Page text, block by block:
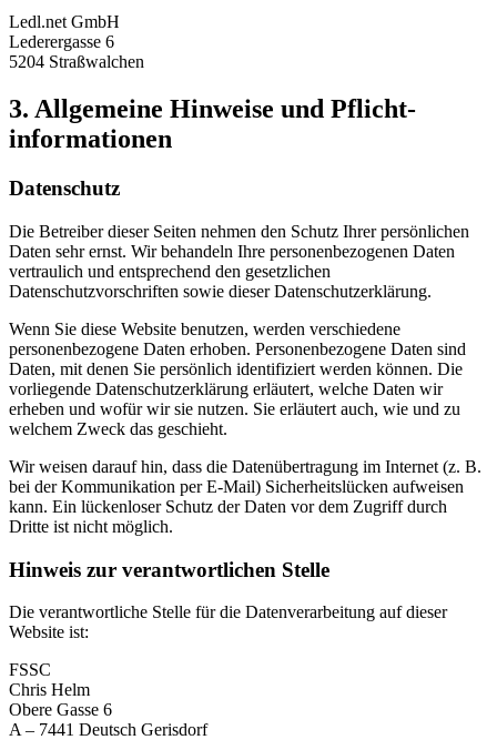
Ledl.net GmbH
Lederergasse 6
5204 Straßwalchen
3. Allgemeine Hinweise und Pflicht­
informationen
Datenschutz
Die Betreiber dieser Seiten nehmen den Schutz Ihrer persönlichen
Daten sehr ernst. Wir behandeln Ihre personenbezogenen Daten
vertraulich und entsprechend den gesetzlichen
Datenschutzvorschriften sowie dieser Datenschutzerklärung.
Wenn Sie diese Website benutzen, werden verschiedene
personenbezogene Daten erhoben. Personenbezogene Daten sind
Daten, mit denen Sie persönlich identifiziert werden können. Die
vorliegende Datenschutzerklärung erläutert, welche Daten wir
erheben und wofür wir sie nutzen. Sie erläutert auch, wie und zu
welchem Zweck das geschieht.
Wir weisen darauf hin, dass die Datenübertragung im Internet (z. B.
bei der Kommunikation per E-Mail) Sicherheitslücken aufweisen
kann. Ein lückenloser Schutz der Daten vor dem Zugriff durch
Dritte ist nicht möglich.
Hinweis zur verantwortlichen Stelle
Die verantwortliche Stelle für die Datenverarbeitung auf dieser
Website ist:
FSSC
Chris Helm
Obere Gasse 6
A – 7441 Deutsch Gerisdorf